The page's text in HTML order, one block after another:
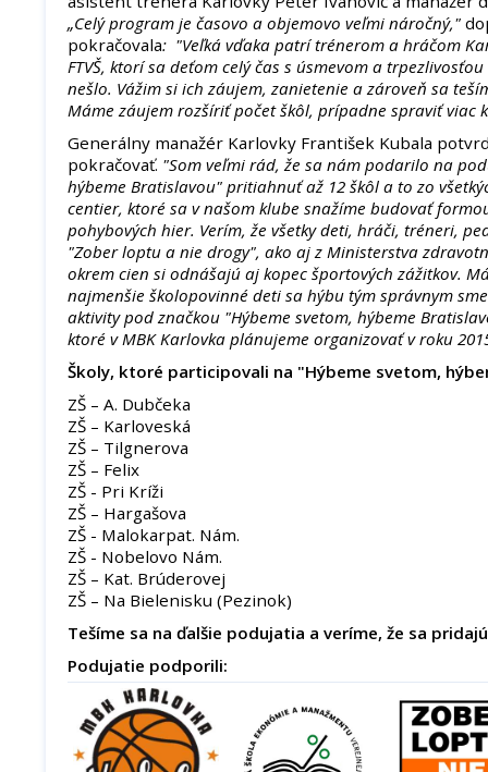
„Celý program je časovo a objemovo veľmi náročný,"
pokračovala: "Veľká vďaka patrí trénerom a hráčom
FTVŠ, ktorí sa deťom celý čas s úsmevom a
nešlo. Vážim si ich záujem, zanietenie a zároveň sa
Máme záujem rozšíriť počet škôl, prípadne spraviť viac
Generálny manažér Karlovky František Kubala
pokračovať. "Som veľmi rád, že sa nám podarilo na
hýbeme Bratislavou" pritiahnuť až 12 škôl a to zo
centier, ktoré sa v našom klube snažíme budovať
pohybových hier. Verím, že všetky deti, hráči, tréneri,
"Zober loptu a nie drogy", ako aj z Ministerstva
okrem cien si odnášajú aj kopec športových zážitkov.
najmenšie školopovinné deti sa hýbu tým správnym
aktivity pod značkou "Hýbeme svetom, hýbeme
ktoré v MBK Karlovka plánujeme organizovať v roku
Školy, ktoré participovali na "Hýbeme svetom,
ZŠ – A. Dubčeka
ZŠ – Karloveská
ZŠ – Tilgnerova
ZŠ – Felix
ZŠ - Pri Kríži
ZŠ – Hargašova
ZŠ - Malokarpat. Nám.
ZŠ - Nobelovo Nám.
ZŠ – Kat. Brúderovej
ZŠ – Na Bielenisku (Pezinok)
Tešíme sa na ďalšie podujatia a veríme, že sa
Podujatie podporili: